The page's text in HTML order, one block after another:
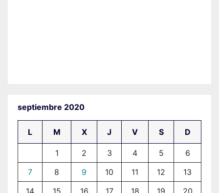
septiembre 2020
L M X J V S D
1 2 3 4 5
6
7
8 9 10 11 12
13
14
15 16 17 18 19 20